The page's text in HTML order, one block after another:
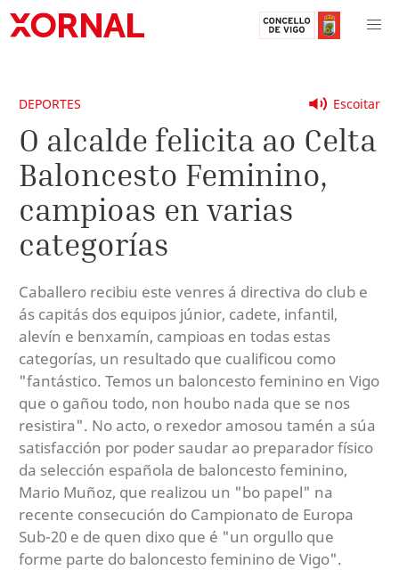
Escoitar
DEPORTES
O alcalde felicita ao Celta
Baloncesto Feminino,
campioas en varias
categorías
Caballero recibiu este venres á directiva do club e
ás capitás dos equipos júnior, cadete, infantil,
alevín e benxamín, campioas en todas estas
categorías, un resultado que cualificou como
"fantástico. Temos un baloncesto feminino en Vigo
que o gañou todo, non houbo nada que se nos
resistira". No acto, o rexedor amosou tamén a súa
satisfacción por poder saudar ao preparador físico
da selección española de baloncesto feminino,
Mario Muñoz, que realizou un "bo papel" na
recente consecución do Campionato de Europa
Sub-20 e de quen dixo que é "un orgullo que
forme parte do baloncesto feminino de Vigo".